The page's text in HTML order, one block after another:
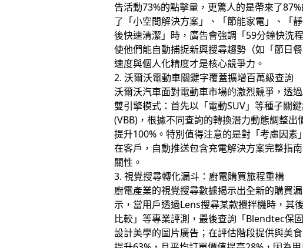
告活動73%的點擊量，更驚人的是帶來了
了「小空間解決方案」、「節能家電」、「
後快速清潔」時，廣告會強調「59分鐘快洗
使他們能自動捕捉新興搜尋趨勢（如「節日
速度與個人化精度才是核心競爭力。
2. 沃爾沃電動車關鍵字覆蓋擴增百萬級查詢
沃爾沃汽車面對電動車市場的激烈競爭，透
雙引擎模式：首先以「電動SUV」等種子關
(VBB)，根據不同查詢的轉換潛力動態調整
提升100%。特別值得注意的是對「考慮因
在客戶，自動推送包含充電解決方案完整指
關性。
3. 視覺搜尋轉化漏斗：廚電購買旅程重構
廚電產業的視覺搜尋數據揭示出全新的購買
示，當用戶透過Lens搜尋某款攪拌機時，其
比較」等專業評測，最後查詢「Blendtec保
設計美學的圖片廣告；在評估階段提供與美